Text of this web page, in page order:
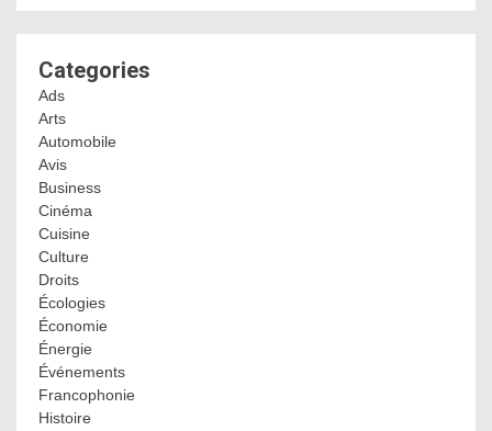
Categories
Ads
Arts
Automobile
Avis
Business
Cinéma
Cuisine
Culture
Droits
Écologies
Économie
Énergie
Événements
Francophonie
Histoire